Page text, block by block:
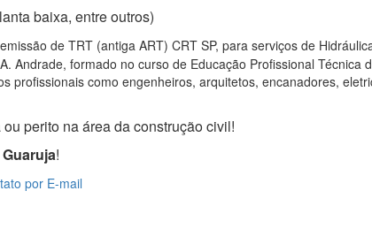
baixa, entre outros)
de TRT (antiga ART) CRT SP, para serviços de
Andrade, formado no curso de Educação Profissional Técnica
profissionais como engenheiros, arquitetos, encanadores,
perito na área da construção civil!
Guaruja!
por E-mail